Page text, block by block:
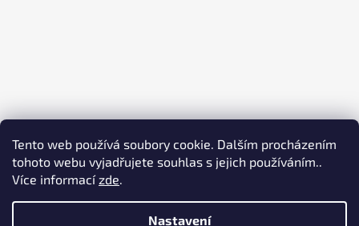
Tento web používá soubory cookie. Dalším procházením
tohoto webu vyjadřujete souhlas s jejich používáním..
Více informacízde.
Nastavení